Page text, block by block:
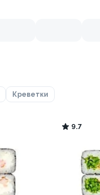
Креветки
9.7